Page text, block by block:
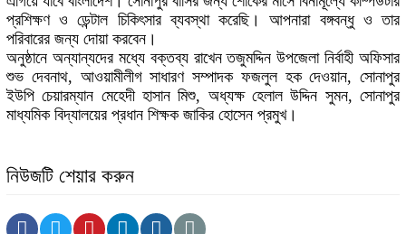
প্রশিক্ষণ ও ডেন্টাল চিকিৎসার ব্যবস্থা করেছি। আপনারা বঙ্গবন্ধু ও তার
পরিবারের জন্য দোয়া করবেন।
অনুষ্ঠানে অন্যান্যদের মধ্যে বক্তব্য রাখেন তজুমদ্দিন উপজেলা নির্বাহী অফিসার
শুভ দেবনাথ, আওয়ামীলীগ সাধারণ সম্পাদক ফজলুল হক দেওয়ান, সোনাপুর
ইউপি চেয়ারম্যান মেহেদী হাসান মিশু, অধ্যক্ষ হেলাল উদ্দিন সুমন, সোনাপুর
মাধ্যমিক বিদ্যালয়ের প্রধান শিক্ষক জাকির হোসেন প্রমুখ।
নিউজটি শেয়ার করুন